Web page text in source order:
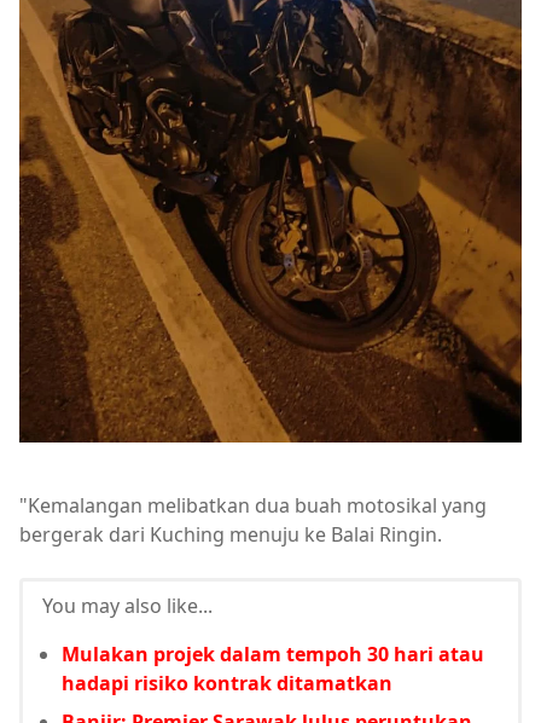
"Kemalangan melibatkan dua buah motosikal yang
bergerak dari Kuching menuju ke Balai Ringin.
You may also like...
Mulakan projek dalam tempoh 30 hari atau
hadapi risiko kontrak ditamatkan